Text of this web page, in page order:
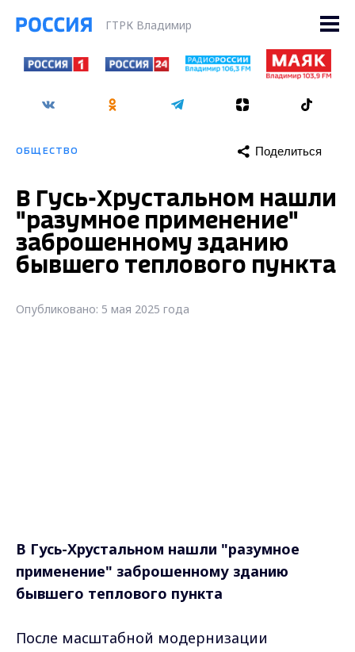
ГТРК Владимир
ОБЩЕСТВО Поделиться
В Гусь-Хрустальном нашли
"разумное применение"
заброшенному зданию
бывшего теплового пункта
Опубликовано: 5 мая 2025 года
В Гусь-Хрустальном нашли "разумное
применение" заброшенному зданию
бывшего теплового пункта
После масштабной модернизации